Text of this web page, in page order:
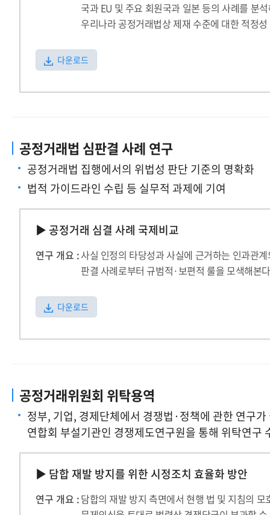
국과 EU 및 주요 회원국과 일본 등의 사례를 분
우리나라 공정거래법상 제재 수준에 대한 적정
다운로드
공정거래법 심판결 사례 연구
공정거래법 집행에서의 위법성 판단 기준의 명확화
법적 가이드라인 수립 등 실무적 과제에 기여
▶ 공정거래 심결 사례 국제비교
연구 개요 :사실 인정의 타당성과 사실에 근거하는 인과관
판결 사례로부터 규범적·보편적 룰을 모색해본
다운로드
공정거래위원회 위탁용역
정부, 기업, 경제단체에서 경쟁법·정책에 관한 연구
연합회 부설기관인 경쟁제도연구원을 통해 위탁연구
▶ 담합 재발 방지를 위한 시정조치 효율화 방안
연구 개요 :담합의 재발 방지 측면에서 현행 법 및 지침의